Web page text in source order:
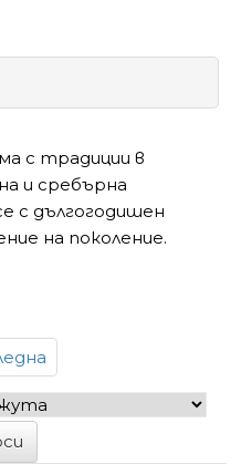
с традиции в
и сребърна
с дългогодишен
на поколение.